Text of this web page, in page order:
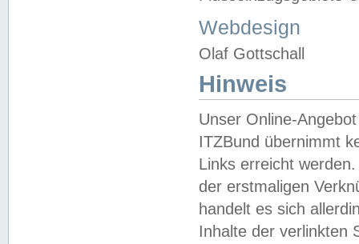
Webdesign
Olaf Gottschall
Hinweis
Unser Online-
ITZBund übernimmt
Links erreicht
der erstmaligen
handelt es sich
Inhalte der verlinkten